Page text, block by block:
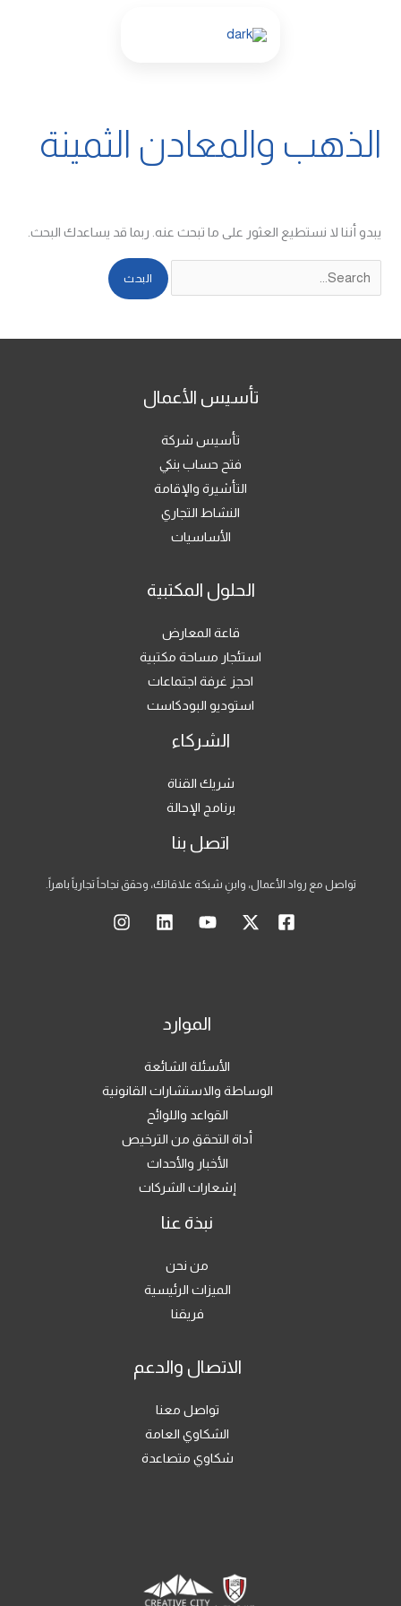
الذهب والمعادن الثمينة
يبدو أننا لا نستطيع العثور على ما تبحث عنه. ربما قد يساعدك البحث.
تأسيس الأعمال
تأسيس شركة
فتح حساب بنكي
التأشيرة والإقامة
النشاط التجاري
الأساسيات
الحلول المكتبية
قاعة المعارض
استئجار مساحة مكتبية
احجز غرفة اجتماعات
استوديو البودكاست
الشركاء
شريك القناة
برنامج الإحالة
اتصل بنا
تواصل مع رواد الأعمال، وابنِ شبكة علاقاتك، وحقق نجاحاً تجارياً باهراً.
الموارد
الأسئلة الشائعة
الوساطة والاستشارات القانونية
القواعد واللوائح
أداة التحقق من الترخيص
الأخبار والأحداث
إشعارات الشركات
نبذة عنا
من نحن
الميزات الرئيسية
فريقنا
الاتصال والدعم
تواصل معنا
الشكاوي العامة
شكاوي متصاعدة